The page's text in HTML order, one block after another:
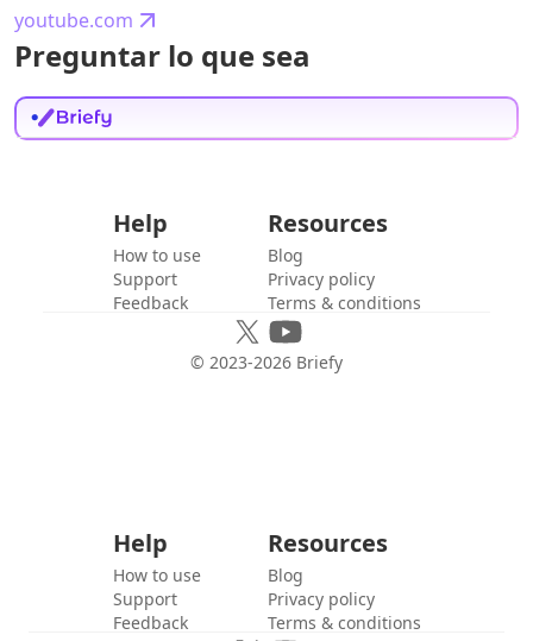
youtube.com
Preguntar lo que sea
Help
How to use
Support
Feedback
Resources
Blog
Privacy policy
Terms & conditions
© 2023-2026 Briefy
Help
How to use
Support
Feedback
Resources
Blog
Privacy policy
Terms & conditions